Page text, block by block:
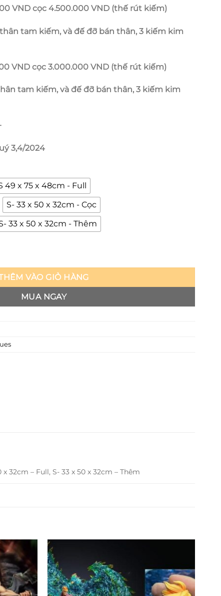
VND cọc 4.500.000 VND (thế rút kiếm)
tam kiếm, và đế đỡ bán thân, 3 kiếm kim
VND cọc 3.000.000 VND (thế rút kiếm)
tam kiếm, và đế đỡ bán thân, 3 kiếm kim
3,4/2024
49 x 75 x 48cm - Full
S- 33 x 50 x 32cm - Cọc
33 x 50 x 32cm - Thêm
VÀO GIỎ HÀNG
MUA NGAY
32cm – Full, S- 33 x 50 x 32cm – Thêm